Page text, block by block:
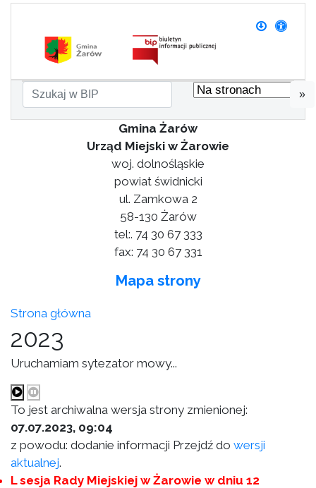
»
Gmina Żarów
Urząd Miejski w Żarowie
woj. dolnośląskie
powiat świdnicki
ul. Zamkowa 2
58-130 Żarów
tel:. 74 30 67 333
fax: 74 30 67 331
Mapa strony
Strona główna
2023
Uruchamiam sytezator mowy...
To jest archiwalna wersja strony zmienionej:
07.07.2023, 09:04
z powodu: dodanie informacji Przejdź do wersji
aktualnej.
L sesja Rady Miejskiej w Żarowie w dniu 12